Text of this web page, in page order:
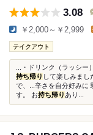
3.08
￥2,000～￥2,999
テイクアウト
...・ドリンク（ラッシ
持ち帰り して楽しみまし
で、...辛さを自分好みに
す。 お持ち帰り あり...